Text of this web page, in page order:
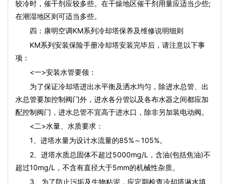
较冷时，催干剂应较多些。在干燥地区催干剂用量应适当少些;
在潮湿地区则可适当多些。
四：康明空调KM系列冷却塔保养及维修说明细则
KM系列安装保险手册冷却塔安装完毕后，请注意以下事
项：
<一>安装水管要领：
为了保证冷却塔进出水平衡及洒水均匀，除进水总管、出
水总管要加控制阀门外，进水各分管以及各布水器之间都应加
配控制阀门，进水总管不宜高于进水口，除非另加装电动阀。
<二>水量、水质要求：
1、进塔水量为设计水流量的85%～105%。
2、进塔水质总固体不超过5000mg/L，含油(包括焦油)不
超过10mg/L，不含有直径大于5mm的机械性杂质。
3、为了防止污垢及生物粘泥，应定期检查冷却塔淋水填